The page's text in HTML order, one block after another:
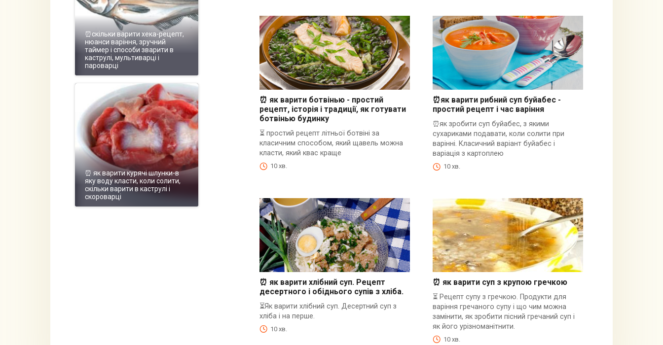
⏰ як варити ботвінью - простий
рецепт, історія і традиції, як готувати
ботвінью будинку
⏳ простий рецепт літньої ботвіні за
класичним способом, який щавель можна
класти, який квас краще
10 хв.
⏰як варити рибний суп буйабес -
простий рецепт і час варіння
⏰як зробити суп буйабес, з якими
сухариками подавати, коли солити при
варінні. Класичний варіант буйабес і
варіація з картоплею
10 хв.
⏰ як варити хлібний суп. Рецепт
десертного і обіднього супів з хліба.
⏳Як варити хлібний суп. Десертний суп з
хліба і на перше.
10 хв.
⏰ як варити суп з крупою гречкою
⏳ Рецепт супу з гречкою. Продукти для
варіння гречаного супу і що чим можна
замінити, як зробити пісний гречаний суп і
як його урізноманітнити.
10 хв.
⏰скільки варити хека-рецепт,
нюанси варіння, зручний
таймер і способи зварити в
каструлі, мультиварці і
пароварці
⏰ як варити курячі шлунки-в
яку воду класти, коли солити,
скільки варити в каструлі і
скороварці